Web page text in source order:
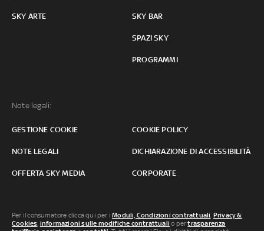
SKY ARTE SKY BAR
SPAZI SKY
PROGRAMMI
Note legali:
GESTIONE COOKIE COOKIE POLICY
NOTE LEGALI DICHIARAZIONE DI ACCESSIBILITÀ
OFFERTA SKY MEDIA CORPORATE
Per il consumatore clicca qui per iModuli, Condizioni contrattuali, Privacy &
Cookies, informazioni sulle modifiche contrattuali o pertrasparenza